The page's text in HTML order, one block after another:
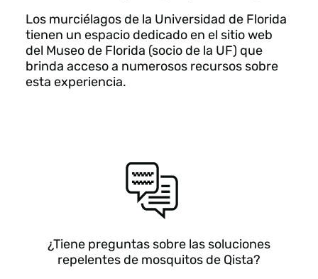
Los murciélagos de la Universidad de Florida
tienen un espacio dedicado en el sitio web
del Museo de Florida (socio de la UF) que
brinda acceso a numerosos recursos sobre
esta experiencia.
¿Tiene preguntas sobre las soluciones
repelentes de mosquitos de Qista?